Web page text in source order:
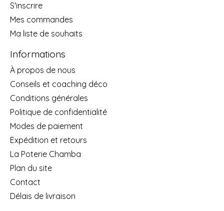
S'inscrire
Mes commandes
Ma liste de souhaits
Informations
À propos de nous
Conseils et coaching déco
Conditions générales
Politique de confidentialité
Modes de paiement
Expédition et retours
La Poterie Chamba
Plan du site
Contact
Délais de livraison